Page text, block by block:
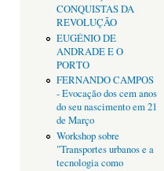
CONQUISTAS DA
REVOLUÇÃO
EUGÉNIO DE
ANDRADE E O
PORTO
FERNANDO CAMPOS
- Evocação dos cem anos
do seu nascimento em 21
de Março
Workshop sobre
"Transportes urbanos e a
tecnologia como